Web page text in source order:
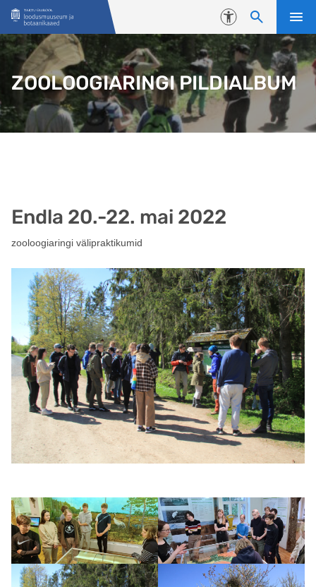
Liigu edasi põhisisu juurde
Juurdepääsetavus
ZOOLOOGIARINGI PILDIALBUM
Endla 20.-22. mai 2022
zooloogiaringi välipraktikumid